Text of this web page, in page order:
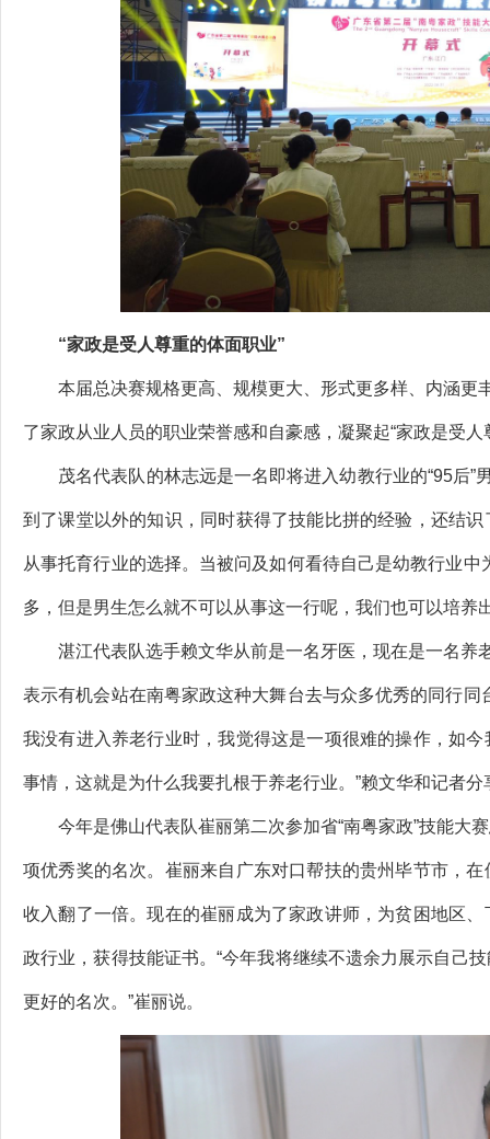
“家政是受人尊重的体面职业”
本届总决赛规格更高、规模更大、形式更多样、内涵更
了家政从业人员的职业荣誉感和自豪感，凝聚起“家政是受
茂名代表队的林志远是一名即将进入幼教行业的“95后”
到了课堂以外的知识，同时获得了技能比拼的经验，还结
从事托育行业的选择。当被问及如何看待自己是幼教行业
多，但是男生怎么就不可以从事这一行呢，我们也可以培养
湛江代表队选手赖文华从前是一名牙医，现在是一名养
表示有机会站在南粤家政这种大舞台去与众多优秀的同行
我没有进入养老行业时，我觉得这是一项很难的操作，如
事情，这就是为什么我要扎根于养老行业。”赖文华和记者
今年是佛山代表队崔丽第二次参加省“南粤家政”技能大
项优秀奖的名次。崔丽来自广东对口帮扶的贵州毕节市，
收入翻了一倍。现在的崔丽成为了家政讲师，为贫困地区
政行业，获得技能证书。“今年我将继续不遗余力展示自己
更好的名次。”崔丽说。